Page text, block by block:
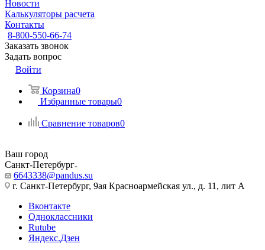
Новости
Калькуляторы расчета
Контакты
8-800-550-66-74
Заказать звонок
Задать вопрос
Войти
Корзина0
Избранные товары0
Сравнение товаров0
Ваш город
Санкт-Петербург
6643338@pandus.su
г. Санкт-Петербург, 9ая Красноармейская ул., д. 11, лит А
Вконтакте
Одноклассники
Rutube
Яндекс.Дзен